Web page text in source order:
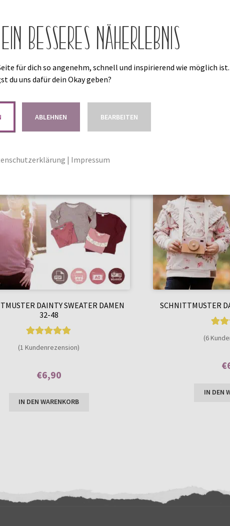
dir auch gefallen …
DAINTY SWEATER DAMEN
32-48
Kundenbewer
(1 Kundenrezension)
€6,90
IN DEN WARENKORB
SCHNITTMUSTER
(6
€
IN DEN
besseres Näherlebnis
für dich so angenehm, schnell und inspirierend wie möglich ist.
du uns dafür dein Okay geben?
ABLEHNEN BEARBEITEN
| Impressum